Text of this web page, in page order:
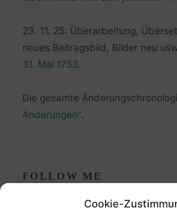
Cookie-
23. 11. 25: Überarbeitung,
neues Beitragsbild, Bilder neu
31. Mai 1753
Die gesamte
Änderungen".
FOLLOW ME